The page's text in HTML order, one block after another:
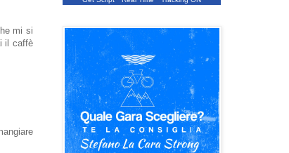
mi si
il caffè